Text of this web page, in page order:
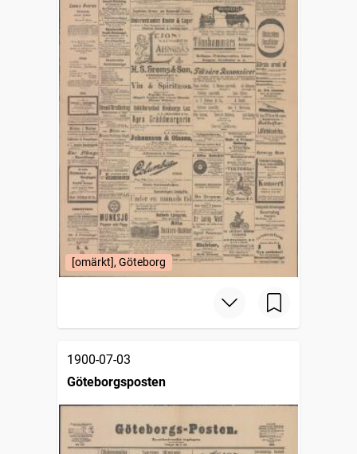
[omärkt], Göteborg
1900-07-03
Göteborgsposten